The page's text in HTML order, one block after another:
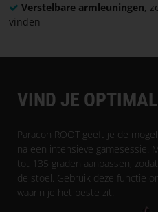
Verstelbare armleuningen,
vinden
VIND JE
Paracon ROOT geeft je de
na een intensieve gamesessie.
tot 135 graden aanpassen,
de stoel. Gebruik deze functie
waarin je het beste zit.